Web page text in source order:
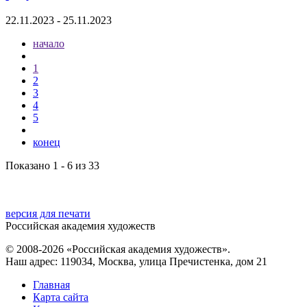
22.11.2023 - 25.11.2023
начало
1
2
3
4
5
конец
Показано 1 - 6 из 33
версия для печати
Российская академия художеств
© 2008-2026 «Российская академия художеств».
Наш адрес: 119034, Москва, улица Пречистенка, дом 21
Главная
Карта сайта